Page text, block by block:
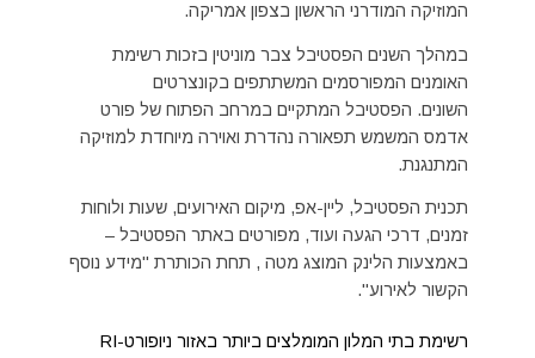
המוזיקה המודרני הראשון בצפון אמריקה.
במהלך השנים הפסטיבל צבר מוניטין בזכות רשימת
האומנים המפורסמים המשתתפים בקונצרטים
השונים. הפסטיבל המתקיים במרחב הפתוח של פורט
אדמס המשמש תפאורה נהדרת ואוירה מיוחדת למוזיקה
המתנגנת.
תכנית הפסטיבל, ליין-אפ, מיקום האירועים, שעות ולוחות
זמנים, דרכי הגעה ועוד, מפורטים באתר הפסטיבל –
באמצעות הלינק המוצג מטה , תחת הכותרת "מידע נוסף
הקשור לאירוע".
רשימת בתי המלון המומלצים ביותר באזור ניופורט-RI